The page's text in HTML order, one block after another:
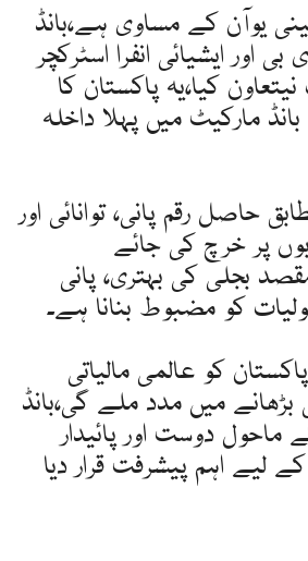
ارب چینی یوآن کے مساوی ہے،بانڈ
اور ایشیائی انفرا اسٹرکچر
کیا،یہ پاکستان کا
مارکیٹ میں پہلا داخلہ
حاصل رقم پانی، توانائی اور
پر خرچ کی جائے
بجلی کی بہتری، پانی
کو مضبوط بنانا ہے۔
کو عالمی مالیاتی
میں مدد ملے گی،بانڈ
ماحول دوست اور پائیدار
لیے اہم پیشرفت قرار دیا